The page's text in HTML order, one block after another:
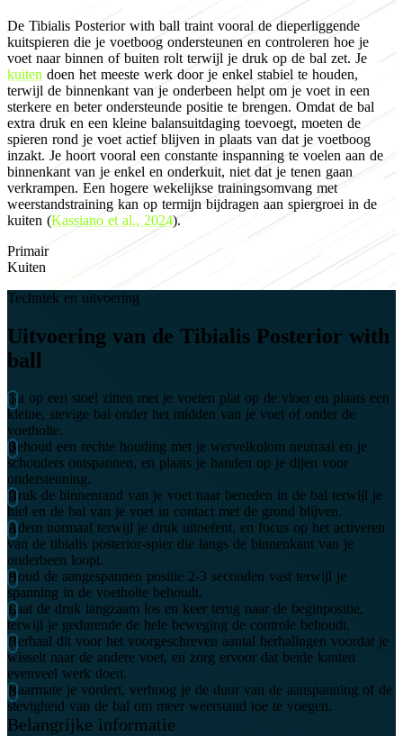
De Tibialis Posterior with ball traint vooral de dieperliggende
kuitspieren die je voetboog ondersteunen en controleren hoe je
voet naar binnen of buiten rolt terwijl je druk op de bal zet. Je
kuiten doen het meeste werk door je enkel stabiel te houden,
terwijl de binnenkant van je onderbeen helpt om je voet in een
sterkere en beter ondersteunde positie te brengen. Omdat de bal
extra druk en een kleine balansuitdaging toevoegt, moeten de
spieren rond je voet actief blijven in plaats van dat je voetboog
inzakt. Je hoort vooral een constante inspanning te voelen aan de
binnenkant van je enkel en onderkuit, niet dat je tenen gaan
verkrampen. Een hogere wekelijkse trainingsomvang met
weerstandstraining kan op termijn bijdragen aan spiergroei in de
kuiten (Kassiano et al., 2024).
Primair
Kuiten
Techniek en uitvoering
Uitvoering van de Tibialis Posterior with
ball
Ga op een stoel zitten met je voeten plat op de vloer en plaats een
kleine, stevige bal onder het midden van je voet of onder de
voetholte.
Behoud een rechte houding met je wervelkolom neutraal en je
schouders ontspannen, en plaats je handen op je dijen voor
ondersteuning.
Druk de binnenrand van je voet naar beneden in de bal terwijl je
hiel en de bal van je voet in contact met de grond blijven.
Adem normaal terwijl je druk uitoefent, en focus op het activeren
van de tibialis posterior-spier die langs de binnenkant van je
onderbeen loopt.
Houd de aangespannen positie 2-3 seconden vast terwijl je
spanning in de voetholte behoudt.
Laat de druk langzaam los en keer terug naar de beginpositie,
terwijl je gedurende de hele beweging de controle behoudt.
Herhaal dit voor het voorgeschreven aantal herhalingen voordat je
wisselt naar de andere voet, en zorg ervoor dat beide kanten
evenveel werk doen.
Naarmate je vordert, verhoog je de duur van de aanspanning of de
stevigheid van de bal om meer weerstand toe te voegen.
Belangrijke informatie